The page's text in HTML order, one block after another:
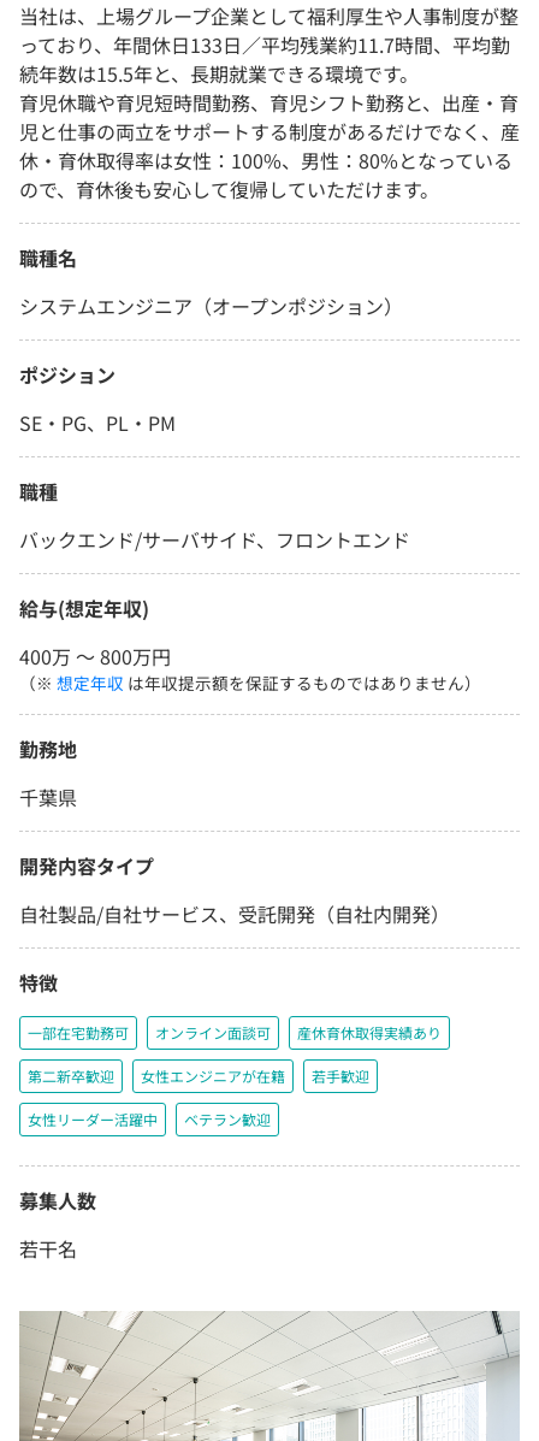
当社は、上場グループ企業として福利厚生や人事制度が整
っており、年間休日133日／平均残業約11.7時間、平均勤
続年数は15.5年と、長期就業できる環境です。
育児休職や育児短時間勤務、育児シフト勤務と、出産・育
児と仕事の両立をサポートする制度があるだけでなく、産
休・育休取得率は女性：100%、男性：80%となっている
ので、育休後も安心して復帰していただけます。
職種名
システムエンジニア（オープンポジション）
ポジション
SE・PG、PL・PM
職種
バックエンド/サーバサイド、フロントエンド
給与(想定年収)
400万 〜 800万円
（※ 想定年収 は年収提示額を保証するものではありません）
勤務地
千葉県
開発内容タイプ
自社製品/自社サービス、受託開発（自社内開発）
特徴
一部在宅勤務可 オンライン面談可 産休育休取得実績あり
第二新卒歓迎 女性エンジニアが在籍 若手歓迎
女性リーダー活躍中 ベテラン歓迎
募集人数
若干名